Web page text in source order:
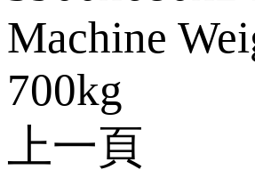
Machine
700kg
上一頁